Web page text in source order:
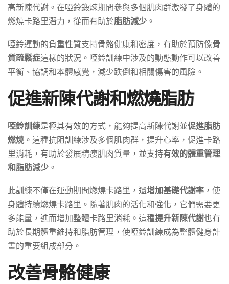
高新陳代謝。在啞鈴鍛煉期間參與多個肌肉群激發了身體的
燃燒卡路里潛力，從而有助於脂肪減少 。
啞鈴運動的負重性質支持骨骼健康和密度，有助於預防像骨
質疏鬆症這樣的狀況。啞鈴訓練中涉及的動態動作可以改善
平衡、協調和本體感覺，減少跌倒和相關傷害的風險。
促進新陳代謝和燃燒脂肪
啞鈴訓練是極其有效的方式，能夠提高新陳代謝並促進脂肪
燃燒 。這種抗阻訓練涉及多個肌肉群，提升心率，促進卡路
里消耗，有助於發展精瘦肌肉質量，並支持有效的體重管理
和脂肪減少 。
此訓練不僅在運動期間燃燒卡路里，還增加基礎代謝率 ，使
身體持續燃燒卡路里。隨著肌肉的活化和強化，它們需要更
多能量，進而增加整體卡路里消耗。這種提升新陳代謝也有
助於長期體重維持和脂肪管理，使啞鈴訓練成為整體健身計
畫的重要組成部分。
改善骨骼健康